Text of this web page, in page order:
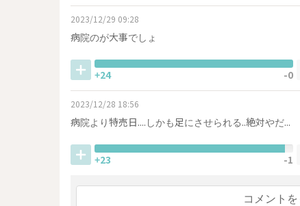
2023/12/29 09:28
病院のが大事でしょ
+24 -0
2023/12/28 18:56
病院より特売日....しかも足にさせられる..絶対やだ...
+23 -1
コメント